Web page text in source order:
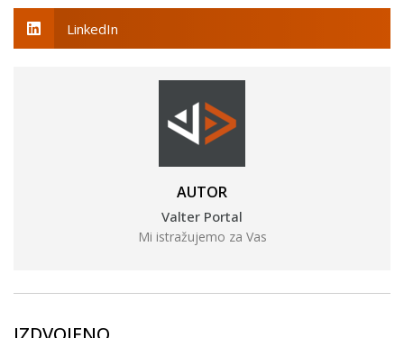
LinkedIn
AUTOR
Valter Portal
Mi istražujemo za Vas